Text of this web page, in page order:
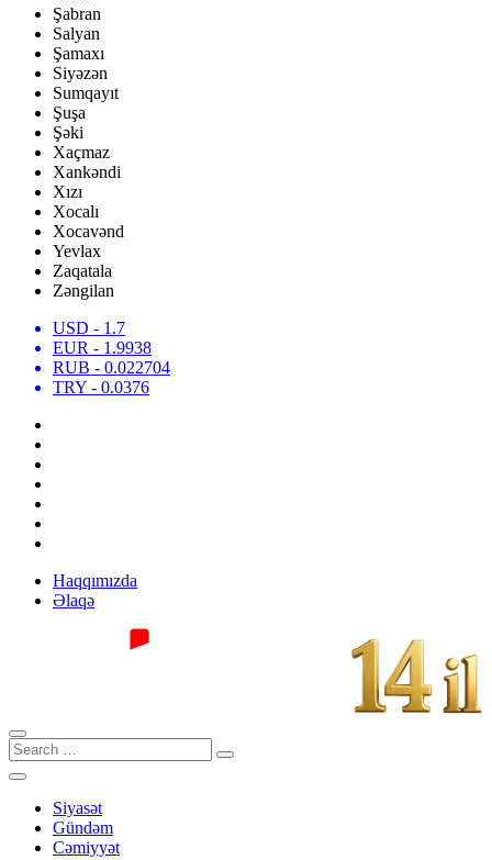
Şabran
Salyan
Şamaxı
Siyəzən
Sumqayıt
Şuşa
Şəki
Xaçmaz
Xankəndi
Xızı
Xocalı
Xocavənd
Yevlax
Zaqatala
Zəngilan
USD - 1.7
EUR - 1.9938
RUB - 0.022704
TRY - 0.0376
Haqqımızda
Əlaqə
Siyasət
Gündəm
Cəmiyyət